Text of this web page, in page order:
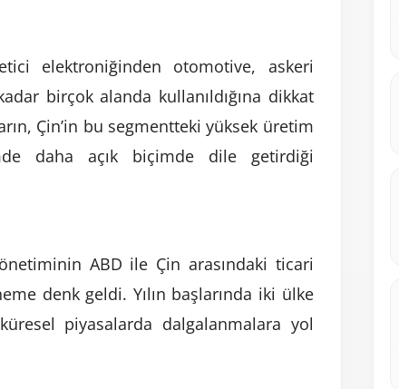
elektroniğinden otomotive, askeri
birçok alanda kullanıldığına dikkat
Çin’in bu segmentteki yüksek üretim
daha açık biçimde dile getirdiği
ABD ile Çin arasındaki ticari
denk geldi. Yılın başlarında iki ülke
piyasalarda dalgalanmalara yol